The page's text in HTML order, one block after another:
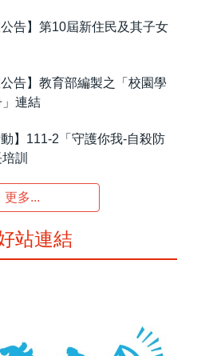
公告】第10屆新住民及其子女
公告】教育部編製之「校園學
連結
動】111-2「守護你我-自殺防
訓
更多...
站連結